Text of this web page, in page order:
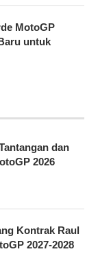
MotoGP
untuk
dan
2026
Kontrak Raul
2027-2028